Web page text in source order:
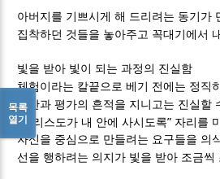
아버지를 기쁘시게 해 드리려는 동기가
집착하던 것들을 놓아주고 꼭대기에서
빛을 받아 빛이 되는 과정의 진실함
체험이라는 칼끝으로 베기 전에는 정직
칭찬과 평가의 흔적을 지니고는 진실할
“그리스도가 내 안에 사시도록” 자리를
자신을 중심으로 만들려는 요구들을 의
선을 행하려는 의지가 빛을 받아 조금씩
목록
열기